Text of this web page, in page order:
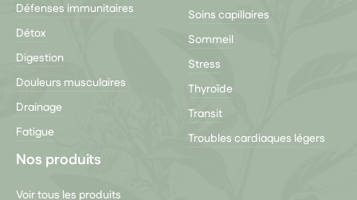
Défenses immunitaires
Détox
Digestion
Douleurs musculaires
Drainage
Fatigue
Soins capillaires
Sommeil
Stress
Thyroïde
Transit
Troubles cardiaques légers
Nos produits
Voir tous les produits